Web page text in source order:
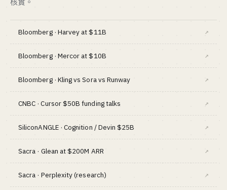
Bloomberg · Harvey at $11B ↗
Bloomberg · Mercor at $10B ↗
Bloomberg · Kling vs Sora vs Runway ↗
CNBC · Cursor $50B funding talks ↗
SiliconANGLE · Cognition / Devin $25B ↗
Sacra · Glean at $200M ARR ↗
Sacra · Perplexity (research) ↗